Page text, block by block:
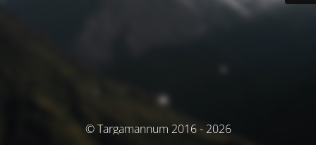
© Targamannum 2016 - 2026